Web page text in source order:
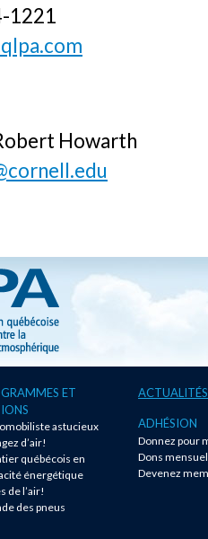
1221
Howarth
ET
astucieux
d’air!
québécois en
énergétique
de l’air!
des pneus
ACTUALITÉS
ADHÉSION
Donnez pour
Dons
Devenez